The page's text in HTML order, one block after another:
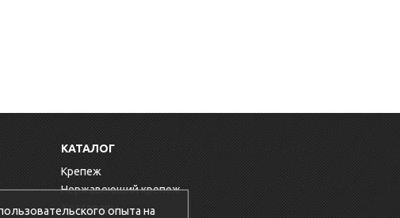
КАТАЛОГ
Крепеж
Нержавеющий крепеж
Хозтоварыопыта на